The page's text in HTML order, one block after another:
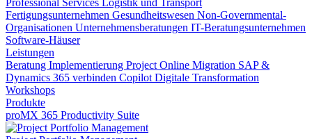
Professional Services Logistik und Transport
Fertigungsunternehmen Gesundheitswesen Non-Governmental-
Organisationen Unternehmensberatungen IT-Beratungsunternehmen
Software-Häuser
Leistungen
Beratung Implementierung Project Online Migration SAP &
Dynamics 365 verbinden Copilot Digitale Transformation
Workshops
Produkte
proMX 365 Productivity Suite